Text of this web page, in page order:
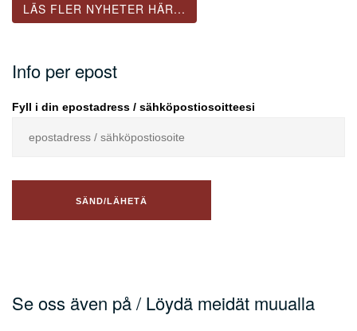
LÄS FLER NYHETER HÄR...
Info per epost
Fyll i din epostadress / sähköpostiosoitteesi
Se oss även på / Löydä meidät muualla